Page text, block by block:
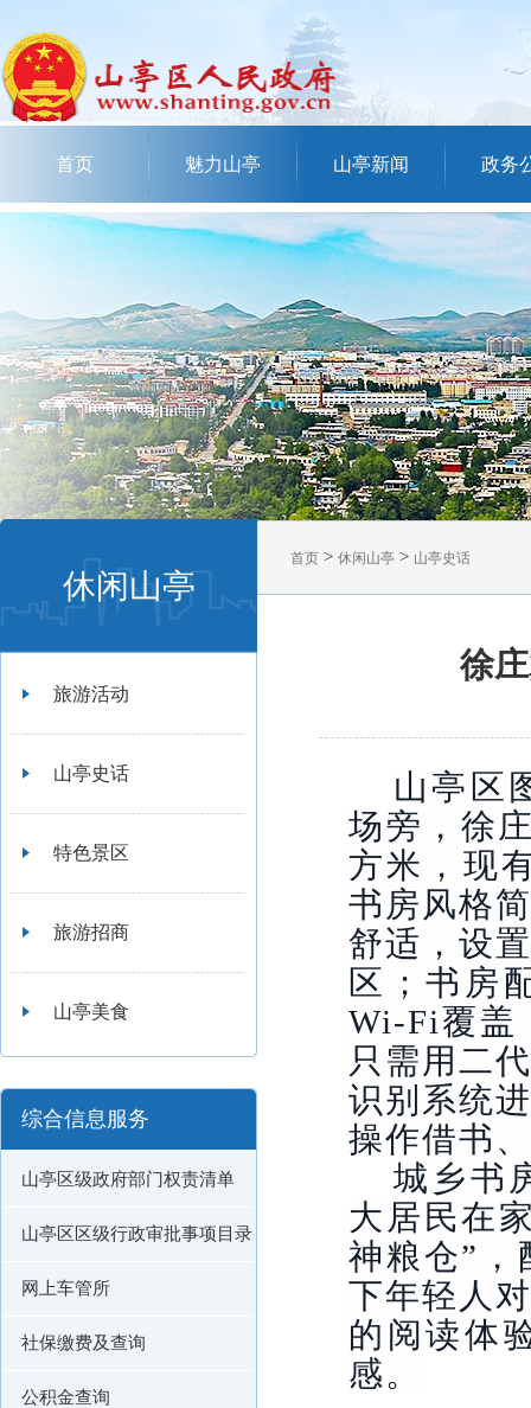
首页 魅力山亭 山亭新闻 政务
休闲山亭
旅游活动
山亭史话
特色景区
旅游招商
山亭美食
综合信息服务
山亭区级政府部门权责清单
山亭区区级行政审批事项目录
网上车管所
社保缴费及查询
公积金查询
首页 > 休闲山亭 > 山亭史话
徐
山亭区
场旁，徐
方米，现
书房风格
舒适，设
区；书房
Wi-Fi覆盖
只需用二
识别系统
操作借书
城乡书
大居民在
神粮仓”，
下年轻人
的阅读体
感。